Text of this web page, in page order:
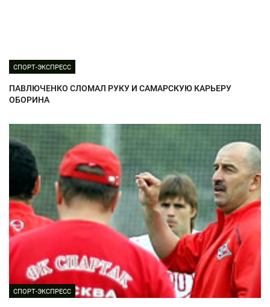
СПОРТ-ЭКСПРЕСС
ПАВЛЮЧЕНКО СЛОМАЛ РУКУ И САМАРСКУЮ КАРЬЕРУ
ОБОРИНА
СПОРТ-ЭКСПРЕСС